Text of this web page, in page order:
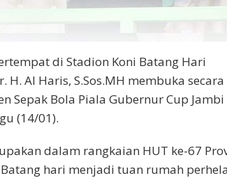
di Stadion Koni Batang Hari
H. Al Haris, S.Sos.MH membuka secara
Sepak Bola Piala Gubernur Cup Jambi
(14/01).
dalam rangkaian HUT ke-67
hari menjadi tuan rumah